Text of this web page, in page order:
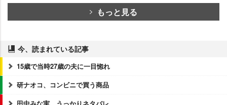
もっと見る
今、読まれている記事
15歳で当時27歳の夫に一目惚れ
研ナオコ、コンビニで買う商品